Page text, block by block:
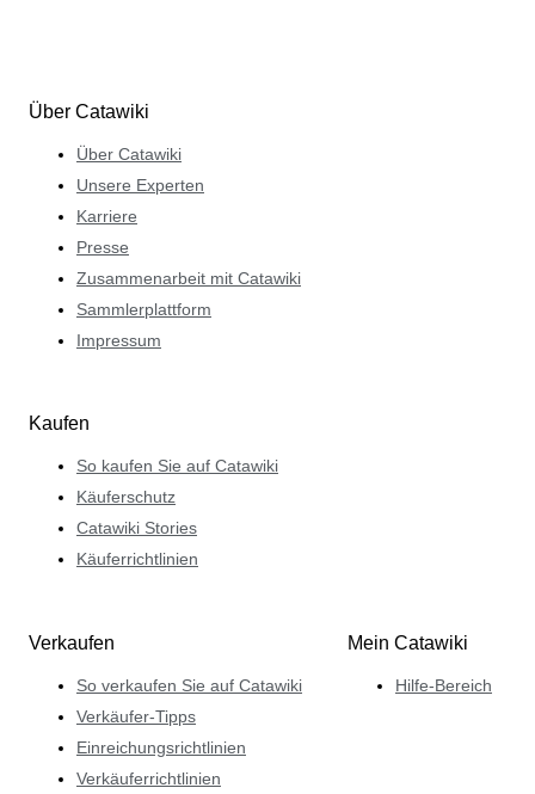
Über Catawiki
Über Catawiki
Unsere Experten
Karriere
Presse
Zusammenarbeit mit Catawiki
Sammlerplattform
Impressum
Kaufen
So kaufen Sie auf Catawiki
Käuferschutz
Catawiki Stories
Käuferrichtlinien
Verkaufen
So verkaufen Sie auf Catawiki
Verkäufer-Tipps
Einreichungsrichtlinien
Verkäuferrichtlinien
Mein Catawiki
Hilfe-Bereich